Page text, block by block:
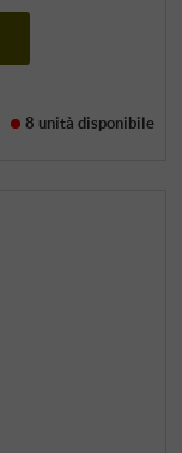
8 unità disponibile